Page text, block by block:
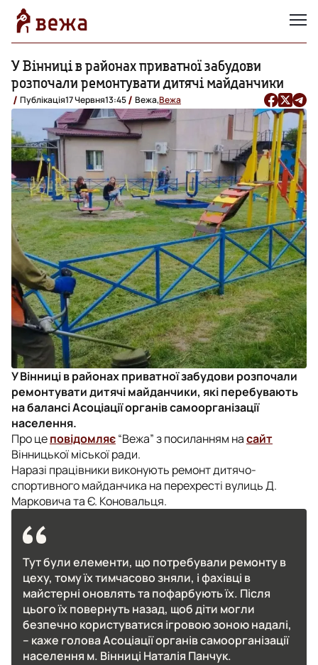
У Вінниці в районах приватної забудови
розпочали ремонтувати дитячі майданчики
Публікація17 Червня13:45 Вежа,Вежа
У Вінниці в районах приватної забудови розпочали
ремонтувати дитячі майданчики, які перебувають
на балансі Асоціації органів самоорганізації
населення.
Про цеповідомляє“Вежа” з посиланням насайт
Вінницької міської ради.
Наразі працівники виконують ремонт дитячо-
спортивного майданчика на перехресті вулиць Д.
Марковича та Є. Коновальця.
Тут були елементи, що потребували ремонту в
цеху, тому їх тимчасово зняли, і фахівці в
майстерні оновлять та пофарбують їх. Після
цього їх повернуть назад, щоб діти могли
безпечно користуватися ігровою зоною надалі,
– каже голова Асоціації органів самоорганізації
населення м. Вінниці Наталія Панчук.